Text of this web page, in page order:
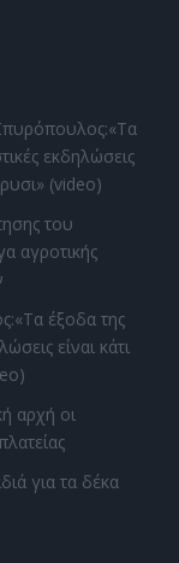
εκδηλώσεις
(video)
του
αγροτικής
έξοδα της
είναι κάτι
αρχή οι
για τα δέκα